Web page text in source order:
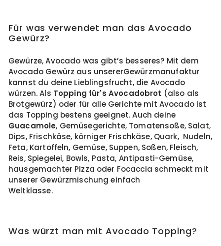
Für was verwendet man das Avocado
Gewürz?
Gewürze, Avocado was gibt’s besseres? Mit dem
Avocado Gewürz aus unsererGewürzmanufaktur
kannst du deine Lieblingsfrucht, die Avocado
würzen. Als Topping für's Avocadobrot (also als
Brotgewürz) oder für alle Gerichte mit Avocado ist
das Topping bestens geeignet. Auch deine
Guacamole, Gemüsegerichte, Tomatensoße, Salat,
Dips, Frischkäse, körniger Frischkäse, Quark, Nudeln,
Feta, Kartoffeln, Gemüse, Suppen, Soßen, Fleisch,
Reis, Spiegelei, Bowls, Pasta, Antipasti-Gemüse,
hausgemachter Pizza oder Focaccia schmeckt mit
unserer Gewürzmischung einfach
Was würzt man mit Avocado Topping?